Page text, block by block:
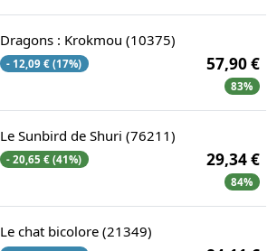
Dragons : Krokmou (10375)
- 12,09 € (17%) 57,90 €
83%
Le Sunbird de Shuri (76211)
- 20,65 € (41%) 29,34 €
84%
Le chat bicolore (21349)